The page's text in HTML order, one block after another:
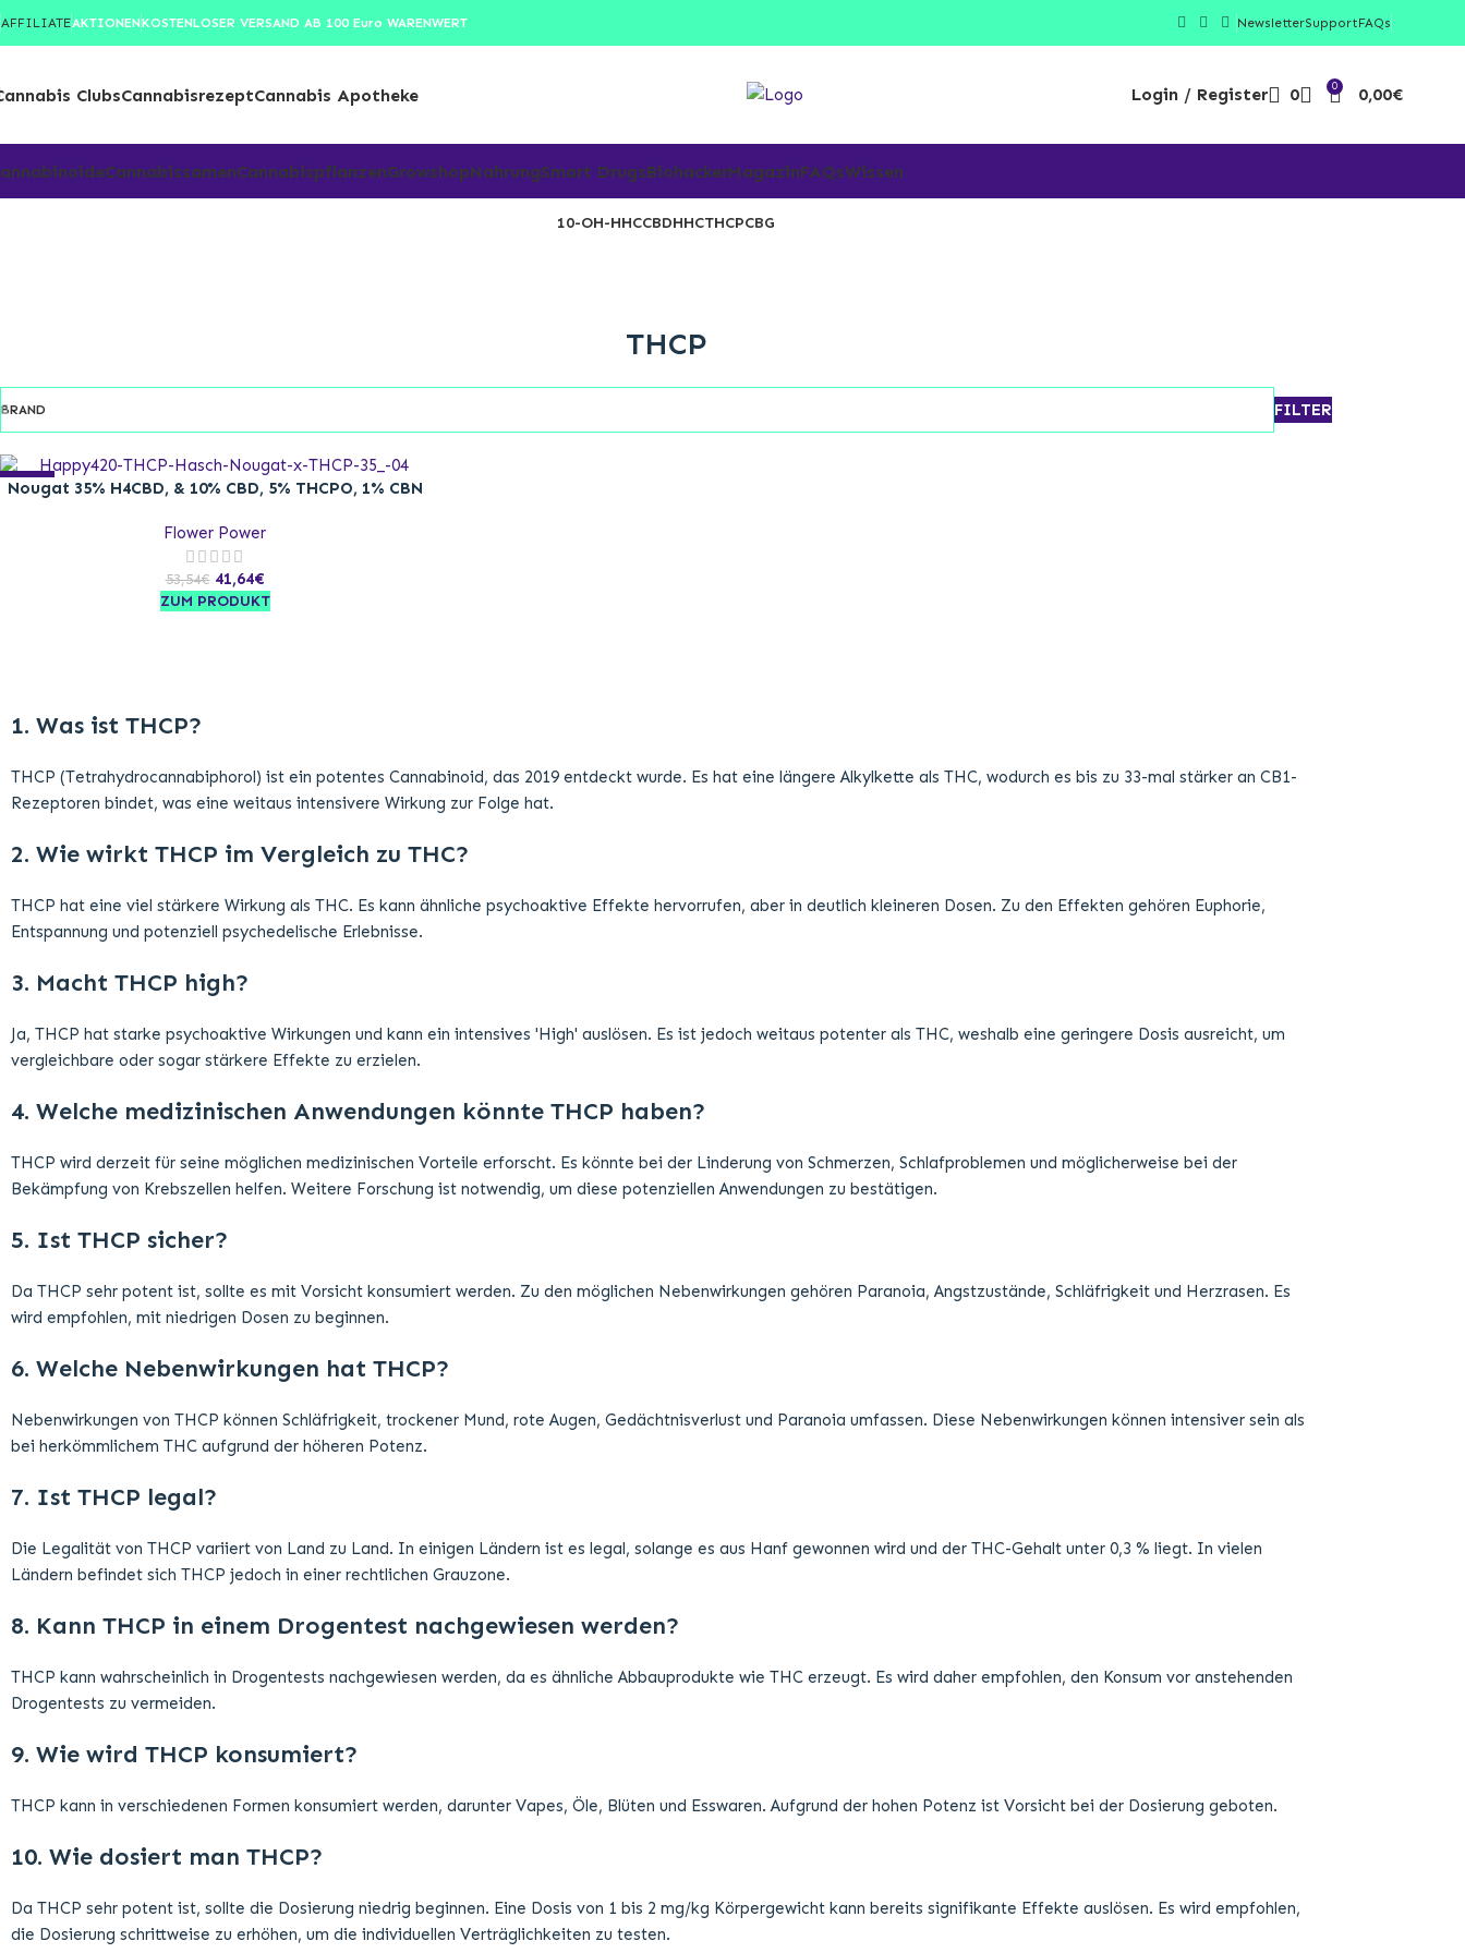
AFFILIATEAKTIONENKOSTENLOSER VERSAND AB 100 Euro WARENWERT NewsletterSupportFAQs
ClubsCannabisrezeptCannabis Apotheke Login / Register 0 0 0,00€
CannabissamenCannabispflanzenGrowshopNahrungSmart DrugsBiohackerMagazinFAQsWissen
10-OH-HHCCBDHHCTHCPCBG
THCP
BRAND FILTER
-22%
Nougat 35% H4CBD, & 10% CBD, 5% THCPO, 1% CBN
Flower Power
53,54€ 41,64€
ZUM PRODUKT
1. Was ist THCP?
THCP (Tetrahydrocannabiphorol) ist ein potentes Cannabinoid, das 2019 entdeckt wurde. Es hat eine längere Alkylkette als THC, wodurch es bis zu 33-mal stärker an CB1-
Rezeptoren bindet, was eine weitaus intensivere Wirkung zur Folge hat.
2. Wie wirkt THCP im Vergleich zu THC?
THCP hat eine viel stärkere Wirkung als THC. Es kann ähnliche psychoaktive Effekte hervorrufen, aber in deutlich kleineren Dosen. Zu den Effekten gehören Euphorie,
Entspannung und potenziell psychedelische Erlebnisse.
3. Macht THCP high?
Ja, THCP hat starke psychoaktive Wirkungen und kann ein intensives 'High' auslösen. Es ist jedoch weitaus potenter als THC, weshalb eine geringere Dosis ausreicht, um
vergleichbare oder sogar stärkere Effekte zu erzielen.
4. Welche medizinischen Anwendungen könnte THCP haben?
THCP wird derzeit für seine möglichen medizinischen Vorteile erforscht. Es könnte bei der Linderung von Schmerzen, Schlafproblemen und möglicherweise bei der
Bekämpfung von Krebszellen helfen. Weitere Forschung ist notwendig, um diese potenziellen Anwendungen zu bestätigen.
5. Ist THCP sicher?
Da THCP sehr potent ist, sollte es mit Vorsicht konsumiert werden. Zu den möglichen Nebenwirkungen gehören Paranoia, Angstzustände, Schläfrigkeit und Herzrasen. Es
wird empfohlen, mit niedrigen Dosen zu beginnen.
6. Welche Nebenwirkungen hat THCP?
Nebenwirkungen von THCP können Schläfrigkeit, trockener Mund, rote Augen, Gedächtnisverlust und Paranoia umfassen. Diese Nebenwirkungen können intensiver sein als
bei herkömmlichem THC aufgrund der höheren Potenz.
7. Ist THCP legal?
Die Legalität von THCP variiert von Land zu Land. In einigen Ländern ist es legal, solange es aus Hanf gewonnen wird und der THC-Gehalt unter 0,3 % liegt. In vielen
Ländern befindet sich THCP jedoch in einer rechtlichen Grauzone.
8. Kann THCP in einem Drogentest nachgewiesen werden?
THCP kann wahrscheinlich in Drogentests nachgewiesen werden, da es ähnliche Abbauprodukte wie THC erzeugt. Es wird daher empfohlen, den Konsum vor anstehenden
Drogentests zu vermeiden.
9. Wie wird THCP konsumiert?
THCP kann in verschiedenen Formen konsumiert werden, darunter Vapes, Öle, Blüten und Esswaren. Aufgrund der hohen Potenz ist Vorsicht bei der Dosierung geboten.
10. Wie dosiert man THCP?
Da THCP sehr potent ist, sollte die Dosierung niedrig beginnen. Eine Dosis von 1 bis 2 mg/kg Körpergewicht kann bereits signifikante Effekte auslösen. Es wird empfohlen,
die Dosierung schrittweise zu erhöhen, um die individuellen Verträglichkeiten zu testen.
Growtalk